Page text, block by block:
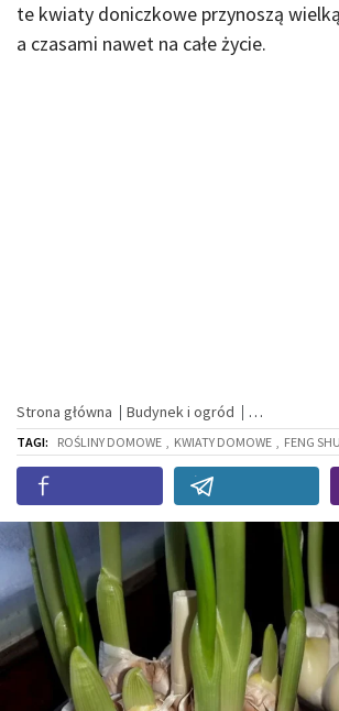
te kwiaty doniczkowe przynoszą
a czasami nawet na całe życie.
Strona główna Budynek i ogród
TAGI: ROŚLINY DOMOWE , KWIATY DOMOWE , FENG